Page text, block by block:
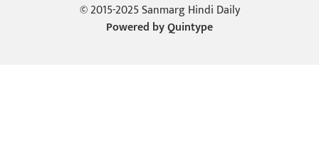
© 2015-2025 Sanmarg Hindi Daily
Powered byQuintype